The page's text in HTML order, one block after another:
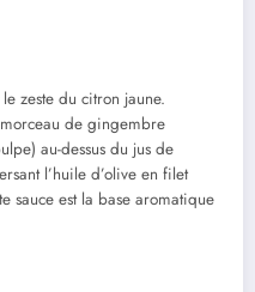
zeste du citron jaune.
morceau de gingembre
au-dessus du jus de
l’huile d’olive en filet
sauce est la base aromatique